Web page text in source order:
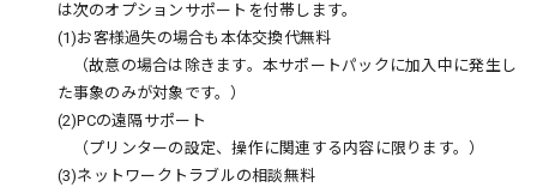
は次のオプションサポートを付帯します。
(1)お客様過失の場合も本体交換代無料
（故意の場合は除きます。本サポートパックに加入中に発生し
た事象のみが対象です。）
(2)PCの遠隔サポート
（プリンターの設定、操作に関連する内容に限ります。）
(3)ネットワークトラブルの相談無料